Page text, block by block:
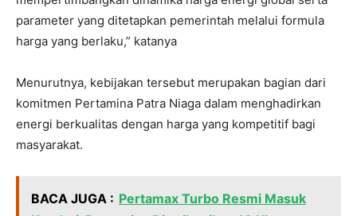
parameter yang ditetapkan pemerintah melalui formula
harga yang berlaku,” katanya
Menurutnya, kebijakan tersebut merupakan bagian dari
komitmen Pertamina Patra Niaga dalam menghadirkan
energi berkualitas dengan harga yang kompetitif bagi
masyarakat.
BACA JUGA : Pertamax Turbo Resmi Masuk